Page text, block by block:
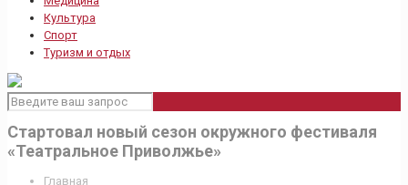
Культура
Спорт
Туризм и отдых
Стартовал новый сезон окружного фестиваля
«Театральное Приволжье»
Главная